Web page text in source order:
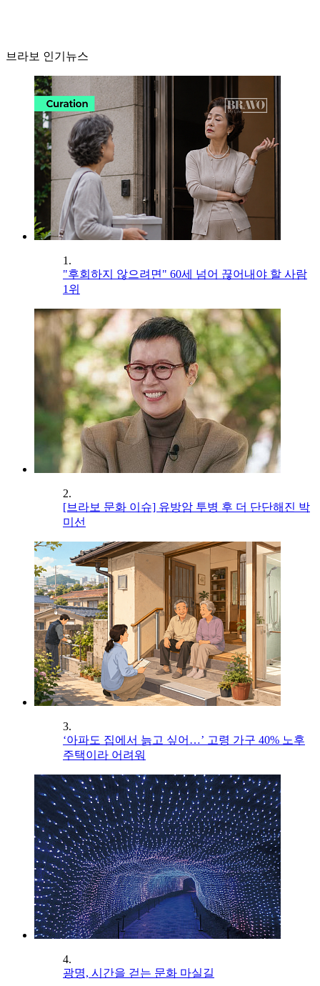
브라보 인기뉴스
1.
"후회하지 않으려면" 60세 넘어 끊어내야 할 사람
1위
2.
[브라보 문화 이슈] 유방암 투병 후 더 단단해진 박
미선
3.
‘아파도 집에서 늙고 싶어…’ 고령 가구 40% 노후
주택이라 어려워
4.
광명, 시간을 걷는 문화 마실길